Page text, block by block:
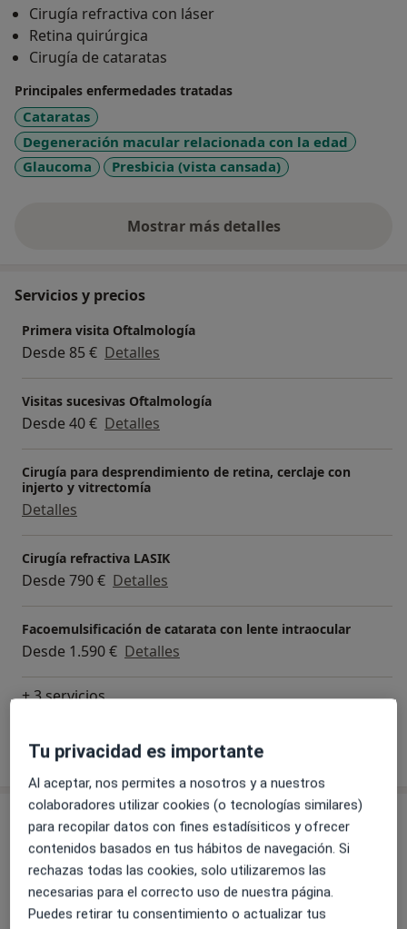
Cirugía refractiva con láser
Retina quirúrgica
Cirugía de cataratas
Principales enfermedades tratadas
Cataratas
Degeneración macular relacionada con la edad
Glaucoma
Presbicia (vista cansada)
Mostrar más detalles
sobre la experiencia
Servicios y precios
Primera visita Oftalmología
Desde 85 € Detalles
Visitas sucesivas Oftalmología
Desde 40 € Detalles
Cirugía para desprendimiento de retina, cerclaje con
injerto y vitrectomía
Detalles
Cirugía refractiva LASIK
Desde 790 € Detalles
Facoemulsificación de catarata con lente intraocular
Desde 1.590 € Detalles
+ 3 servicios
¿Cómo funcionan los precios?
Consultas (2)
Dirección 1 Dirección 2
Tu privacidad es importante
Al aceptar, nos permites a nosotros y a nuestros
colaboradores utilizar cookies (o tecnologías similares)
para recopilar datos con fines estadísiticos y ofrecer
contenidos basados en tus hábitos de navegación. Si
rechazas todas las cookies, solo utilizaremos las
necesarias para el correcto uso de nuestra página.
Puedes retirar tu consentimiento o actualizar tus